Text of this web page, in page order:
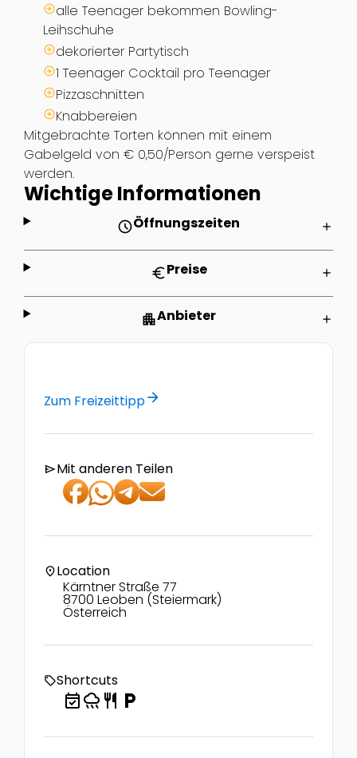
alle Teenager bekommen Bowling-
Leihschuhe
dekorierter Partytisch
1 Teenager Cocktail pro Teenager
Pizzaschnitten
Knabbereien
Mitgebrachte Torten können mit einem
Gabelgeld von € 0,50/Person gerne verspeist
werden.
Wichtige Informationen
scheduleÖffnungszeiten add
euroPreise add
apartmentAnbieter add
Zum Freizeittipparrow_forward
sendMit anderen Teilen
location_onLocation
Kärntner Straße 77
8700 Leoben (Steiermark)
Österreich
local_offerShortcuts
event_availablerainy restaurant local_parking